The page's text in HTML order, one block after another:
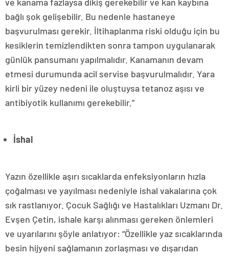
bağlı şok gelişebilir. Bu nedenle hastaneye
başvurulması gerekir. İltihaplanma riski olduğu için bu
kesiklerin temizlendikten sonra tampon uygulanarak
günlük pansumanı yapılmalıdır. Kanamanın devam
etmesi durumunda acil servise başvurulmalıdır. Yara
kirli bir yüzey nedeni ile oluştuysa tetanoz aşısı ve
antibiyotik kullanımı gerekebilir.”
İshal
Yazın özellikle aşırı sıcaklarda enfeksiyonların hızla
çoğalması ve yayılması nedeniyle ishal vakalarına çok
sık rastlanıyor. Çocuk Sağlığı ve Hastalıkları Uzmanı Dr.
Evşen Çetin, ishale karşı alınması gereken önlemleri
ve uyarılarını şöyle anlatıyor: “Özellikle yaz sıcaklarında
besin hijyeni sağlamanın zorlaşması ve dışarıdan